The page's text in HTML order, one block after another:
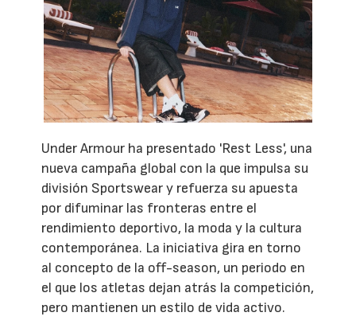
Under Armour ha presentado 'Rest Less', una
nueva campaña global con la que impulsa su
división Sportswear y refuerza su apuesta
por difuminar las fronteras entre el
rendimiento deportivo, la moda y la cultura
contemporánea. La iniciativa gira en torno
al concepto de la off-season, un periodo en
el que los atletas dejan atrás la competición,
pero mantienen un estilo de vida activo.